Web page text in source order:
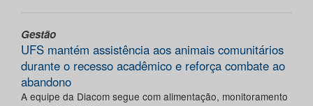
Gestão
UFS mantém assistência aos animais comunitários
durante o recesso acadêmico e reforça combate ao
abandono
A equipe da Diacom segue com alimentação, monitoramento